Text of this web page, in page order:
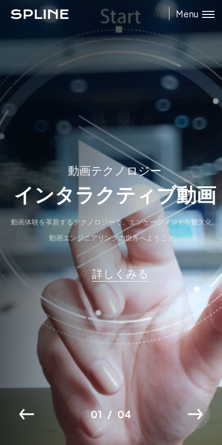
Menu
動画テクノロジー
インタラクティブ動画
動画体験を革新するテクノロジーで、エンゲージメントを最大化。
動画エンジニアリングの世界へようこそ。
詳しくみる
01 04